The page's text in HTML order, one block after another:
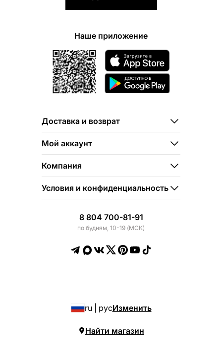
Наше приложение
Доставка и возврат
Мой аккаунт
Компания
Условия и конфиденциальность
8 804 700-81-91
по будням, 10-19 (МСК)
ru | русИзменить
Найти магазин